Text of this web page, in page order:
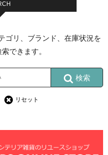
ゴリ、ブランド、在庫状況を
できます。
検索
リセット